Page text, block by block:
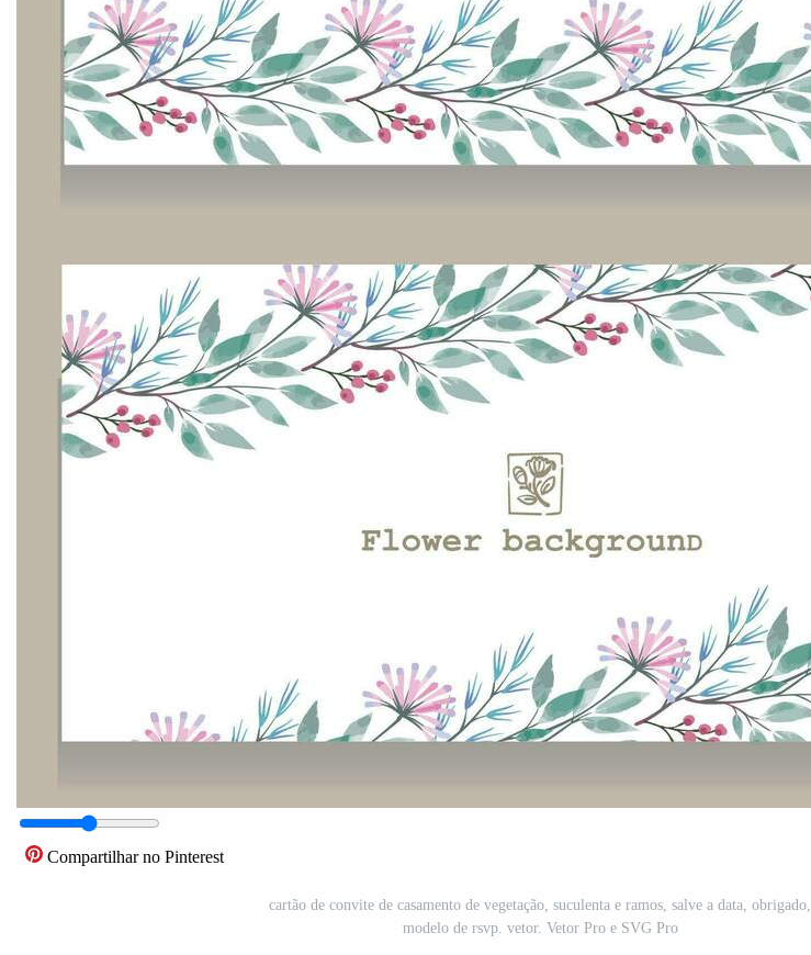
Compartilhar no Pinterest
cartão de convite de casamento de vegetação, suculenta e ramos, salve a data, obrigado,
modelo de rsvp. vetor. Vetor Pro e SVG Pro